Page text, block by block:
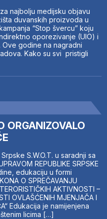
najbolju medijsku objavu
duvanskih proizvoda u
“Stop švercu” koju
oporezivanje (UIO) i
Ove godine na nagradni
Kako su svi pristigli
ORGANIZOVALO
S.W.O.T. u saradnji sa
REPUBLIKE SRPSKE
edukaciju u formi
O SPREČAVANJU
AKTIVNOSTI –
OVLAŠĆENIH MJENJAČA I
Edukacija je namijenjena
licima […]